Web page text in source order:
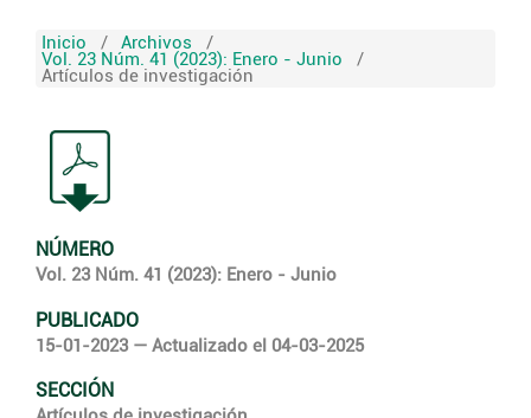
Inicio / Archivos /
Vol. 23 Núm. 41 (2023): Enero - Junio /
Artículos de investigación
NÚMERO
Vol. 23 Núm. 41 (2023): Enero - Junio
PUBLICADO
15-01-2023 — Actualizado el 04-03-2025
SECCIÓN